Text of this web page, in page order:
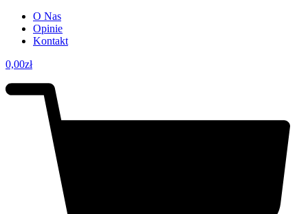
O Nas
Opinie
Kontakt
0,00zł